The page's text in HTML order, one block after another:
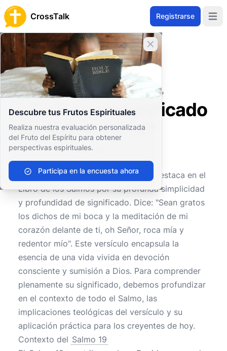
CrossTalk Registrarse
Cerrar banner
Descubre tus Frutos Espirituales
Realiza nuestra evaluación personalizada
del Fruto del Espíritu para obtener
perspectivas espirituales.
Participa en la encuesta ahora
Inicio
Archivo de Preguntas
Antiguo Testamento
Sabiduría y Poesía
¿Cuál es el significado de Salmo 19:14?
¿Cuál es el significado
de Salmo 19:14?
0 0 325
ElSalmo 19:14es un versículo que destaca en el
Libro de los Salmos por su profunda simplicidad
y profundidad de significado. Dice: "Sean gratos
los dichos de mi boca y la meditación de mi
corazón delante de ti, oh Señor, roca mía y
redentor mío". Este versículo encapsula la
esencia de una vida vivida en devoción
consciente y sumisión a Dios. Para comprender
plenamente su significado, debemos profundizar
en el contexto de todo el Salmo, las
implicaciones teológicas del versículo y su
aplicación práctica para los creyentes de hoy.
Contexto del Salmo 19